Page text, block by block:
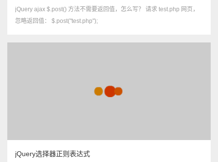
jQuery ajax $.post() 方法不需要返回值，怎么写？ 请求 test.php 网页，
忽略返回值： $.post("test.php");
jQuery选择器正则表达式